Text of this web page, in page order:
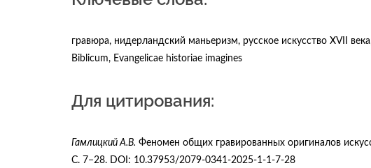
гравюра, нидерландский маньеризм, русское искусство XVII
Вiblicum, Evangelicae historiae imagines
Для цитирования:
Гамлицкий А.В. Феномен общих гравированных оригиналов
С. 7−28. DOI: 10.37953/2079-0341-2025-1-1-7-28